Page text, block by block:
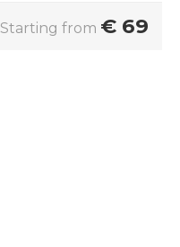
Starting from € 69